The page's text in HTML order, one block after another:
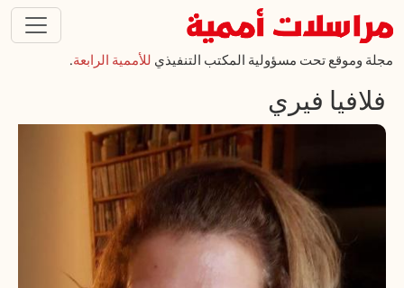
تجاوز إلى المحتوى الرئيسي
مجلة وموقع تحت مسؤولية المكتب التنفيذي للأممية الرابعة.
فلافيا فيري